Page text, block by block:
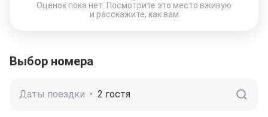
Оценок пока нет. Посмотрите это место вживую
и расскажите, как вам
Выбор номера
Даты поездки • 2 гостя